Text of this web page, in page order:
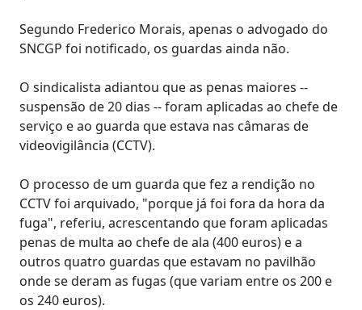
Segundo Frederico Morais, apenas o advogado do
SNCGP foi notificado, os guardas ainda não.
O sindicalista adiantou que as penas maiores --
suspensão de 20 dias -- foram aplicadas ao chefe de
serviço e ao guarda que estava nas câmaras de
videovigilância (CCTV).
O processo de um guarda que fez a rendição no
CCTV foi arquivado, "porque já foi fora da hora da
fuga", referiu, acrescentando que foram aplicadas
penas de multa ao chefe de ala (400 euros) e a
outros quatro guardas que estavam no pavilhão
onde se deram as fugas (que variam entre os 200 e
os 240 euros).